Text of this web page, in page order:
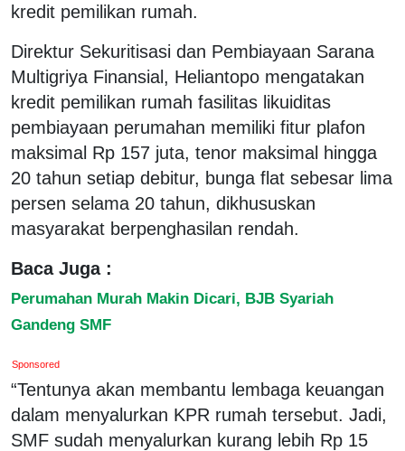
kredit pemilikan rumah.
Direktur Sekuritisasi dan Pembiayaan Sarana
Multigriya Finansial, Heliantopo mengatakan
kredit pemilikan rumah fasilitas likuiditas
pembiayaan perumahan memiliki fitur plafon
maksimal Rp 157 juta, tenor maksimal hingga
20 tahun setiap debitur, bunga flat sebesar lima
persen selama 20 tahun, dikhususkan
masyarakat berpenghasilan rendah.
Baca Juga :
Perumahan Murah Makin Dicari, BJB Syariah
Gandeng SMF
Sponsored
“Tentunya akan membantu lembaga keuangan
dalam menyalurkan KPR rumah tersebut. Jadi,
SMF sudah menyalurkan kurang lebih Rp 15